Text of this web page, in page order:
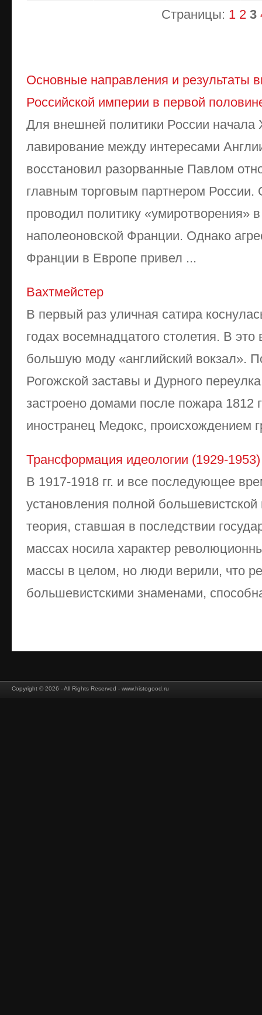
Страницы: 1 2 3
Основные направления и результаты
Российской империи в первой
Для внешней политики России начала
лавирование между интересами
восстановил разорванные Павлом
главным торговым партнером
проводил политику «умиротворения»
наполеоновской Франции. Однако
Франции в Европе привел ...
Вахтмейстер
В первый раз уличная сатира
годах восемнадцатого столетия. В
большую моду «английский вокзал».
Рогожской заставы и Дурного
застроено домами после пожара 1812
иностранец Медокс, происхождением
Трансформация идеологии (1929-1953)
В 1917-1918 гг. и все последующее
установления полной большевистской
теория, ставшая в последствии
массах носила характер
массы в целом, но люди верили, что
большевистскими знаменами,
Copyright © 2026 - All Rights Reserved - www.histogood.ru